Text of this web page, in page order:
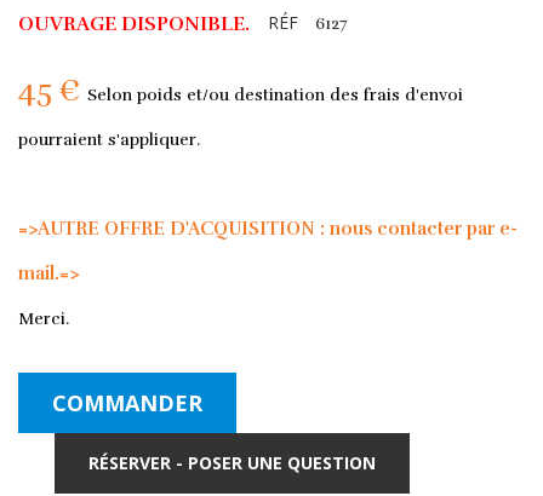
OUVRAGE DISPONIBLE. RÉF 6127
45 € Selon poids et/ou destination des frais d'envoi
pourraient s'appliquer.
=>AUTRE OFFRE D'ACQUISITION : nous contacter par e-
mail.=>
Merci.
COMMANDER
RÉSERVER - POSER UNE QUESTION